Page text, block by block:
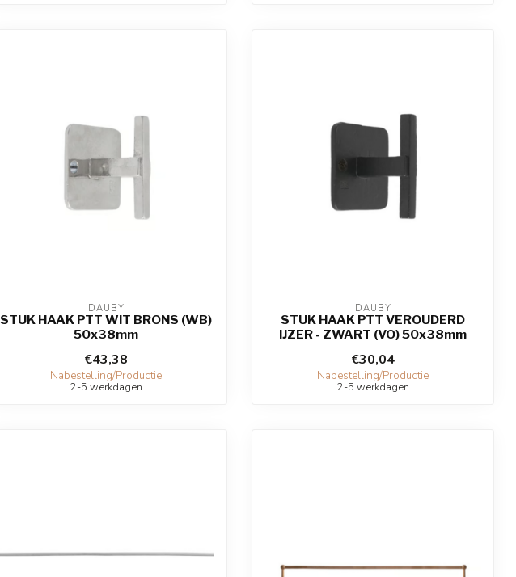
DAUBY
STUK HAAK PTT WIT BRONS (WB)
50x38mm
€43,38
Nabestelling/Productie
2-5 werkdagen
DAUBY
STUK HAAK PTT VEROUDERD
IJZER - ZWART (VO) 50x38mm
€30,04
Nabestelling/Productie
2-5 werkdagen